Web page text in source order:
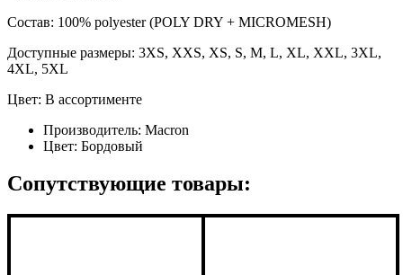
Состав: 100% polyester (POLY DRY + MICROMESH)
Доступные размеры: 3XS, XXS, XS, S, M, L, XL, XXL, 3XL,
4XL, 5XL
Цвет: В ассортименте
Производитель: Macron
Цвет: Бордовый
Сопутствующие товары: